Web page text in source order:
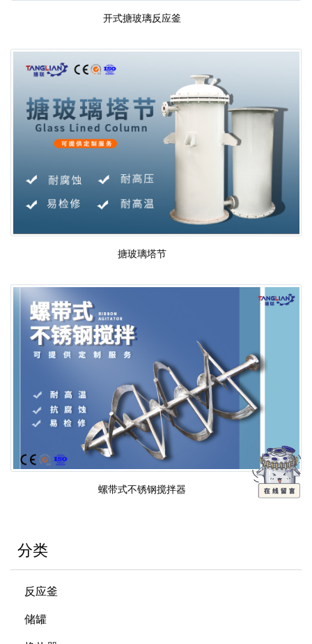
开式搪玻璃反应釜
搪玻璃塔节
螺带式不锈钢搅拌器
分类
反应釜
储罐